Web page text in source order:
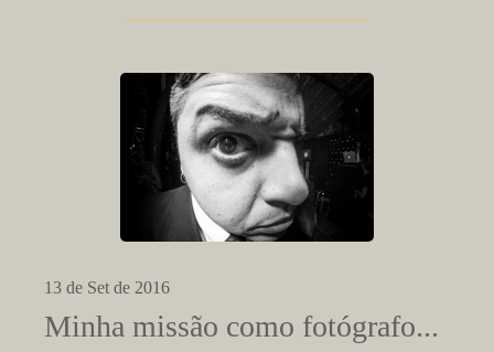
13 de Set de 2016
Minha missão como fotógrafo...